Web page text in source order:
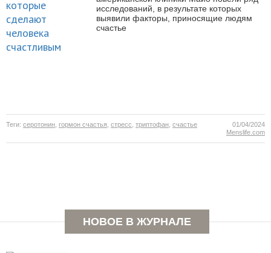
исследований, в результате которых
выявили факторы, приносящие людям
счастье
Теги: серотонин гормон счастья стресс триптофан счастье
01/04/2024
Menslife.com
НОВОЕ В ЖУРНАЛЕ
Раннее отцовство повышает